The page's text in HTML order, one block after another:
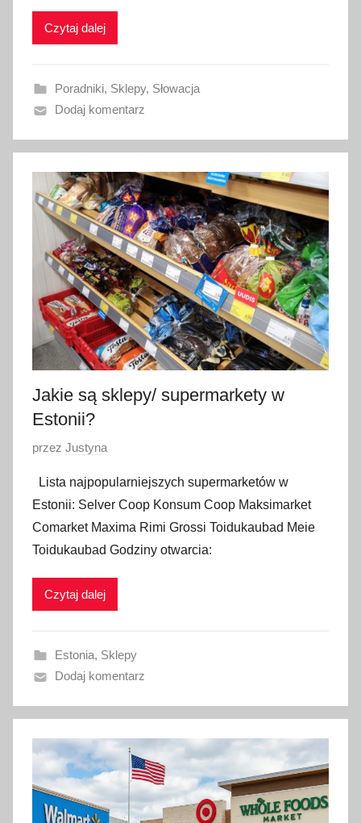
i
a
n
2
s
n
a
0
3
Czytaj dalej
Poradniki, Sklepy, Słowacja
Dodaj komentarz
Jakie są sklepy/ supermarkety w
Estonii?
O
b
l
w
n
o
s
t
c
przez Justyna
Lista najpopularniejszych supermarketów w
Estonii: Selver Coop Konsum Coop Maksimarket
Comarket Maxima Rimi Grossi Toidukaubad Meie
Toidukaubad Godziny otwarcia:
Czytaj dalej
Estonia, Sklepy
Dodaj komentarz